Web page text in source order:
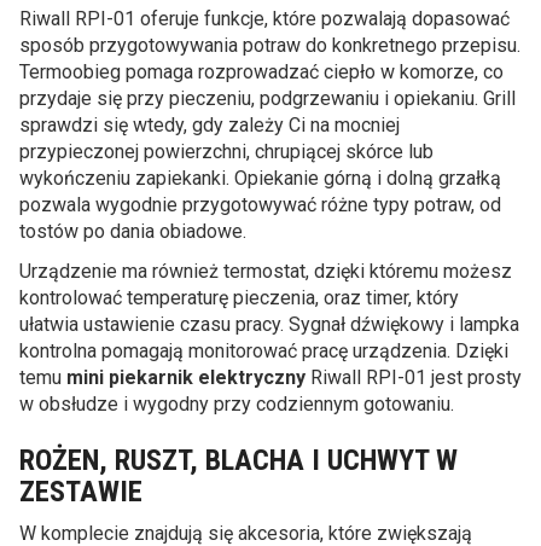
Riwall RPI-01 oferuje funkcje, które pozwalają dopasować
sposób przygotowywania potraw do konkretnego przepisu.
Termoobieg pomaga rozprowadzać ciepło w komorze, co
przydaje się przy pieczeniu, podgrzewaniu i opiekaniu. Grill
sprawdzi się wtedy, gdy zależy Ci na mocniej
przypieczonej powierzchni, chrupiącej skórce lub
wykończeniu zapiekanki. Opiekanie górną i dolną grzałką
pozwala wygodnie przygotowywać różne typy potraw, od
tostów po dania obiadowe.
Urządzenie ma również termostat, dzięki któremu możesz
kontrolować temperaturę pieczenia, oraz timer, który
ułatwia ustawienie czasu pracy. Sygnał dźwiękowy i lampka
kontrolna pomagają monitorować pracę urządzenia. Dzięki
temu mini piekarnik elektryczny Riwall RPI-01 jest prosty
w obsłudze i wygodny przy codziennym gotowaniu.
ROŻEN, RUSZT, BLACHA I UCHWYT W
ZESTAWIE
W komplecie znajdują się akcesoria, które zwiększają